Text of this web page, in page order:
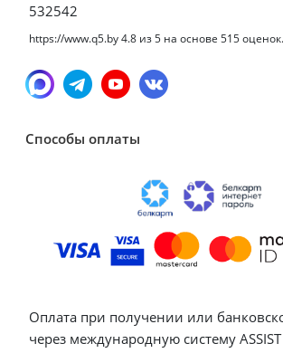
532542
https://www.q5.by4.8 из5 на основе 515оценок.
Способы оплаты
Оплата при получении или
через международную систему